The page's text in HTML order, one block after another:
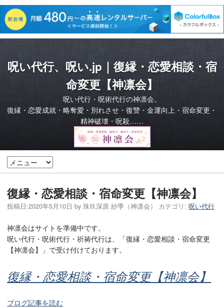
呪い代行、呪い.jp｜復縁・恋愛相談・宿
命変更【神凛会】
呪い代行・呪術代行の神凛会。
復縁・恋愛成就・略奪愛・別れさせ・復讐・金運向上・宿命変更・
精神破壊・呪殺……
復縁・恋愛相談・宿命変更【神凛会】
投稿日:2020年5月10日 by 珠玖深原 紗季（神凛会） カテゴリ: 呪い代行
神凛会はサイトを準備中です。
呪い代行・呪術代行・祈祷代行は、「復縁・恋愛相談・宿命変更
【神凛会】」で受け付けております。
復縁・恋愛相談・宿命変更【神凛会】
ブログ記事を読む